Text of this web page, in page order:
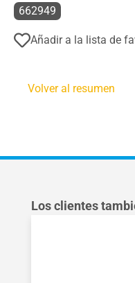
662949
Añadir a la lista de
Volver al resumen
Omitir la galería de
Los clientes